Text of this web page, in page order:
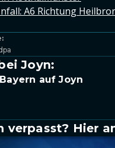
A6 Richtung
Joyn:
Bayern auf Joyn
verpasst? Hier